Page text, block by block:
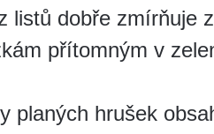
listů dobře zmírňuje
přítomným v
planých hrušek